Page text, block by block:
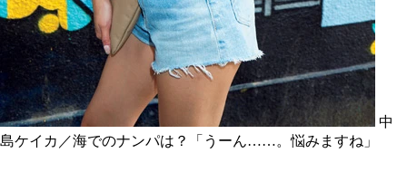
中
島ケイカ／海でのナンパは？「うーん……。悩みますね」